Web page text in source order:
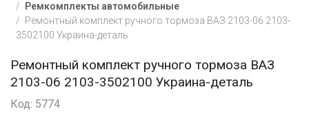
Ремкомплекты автомобильные
Ремонтный комплект ручного тормоза ВАЗ 2103-06 2103-
3502100 Украина-деталь
Ремонтный комплект ручного тормоза ВАЗ
2103-06 2103-3502100 Украина-деталь
Код: 5774